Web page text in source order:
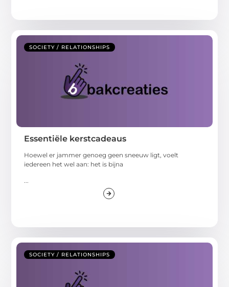
SOCIETY / RELATIONSHIPS
Essentiële kerstcadeaus
Hoewel er jammer genoeg geen sneeuw ligt, voelt
iedereen het wel aan: het is bijna
...
SOCIETY / RELATIONSHIPS